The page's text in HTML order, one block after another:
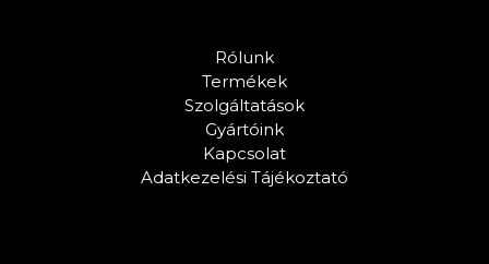
Rólunk
Termékek
Szolgáltatások
Gyártóink
Kapcsolat
Adatkezelési Tájékoztató